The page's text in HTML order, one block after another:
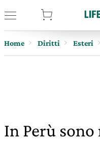
Home Diritti Esteri
In Perù sono